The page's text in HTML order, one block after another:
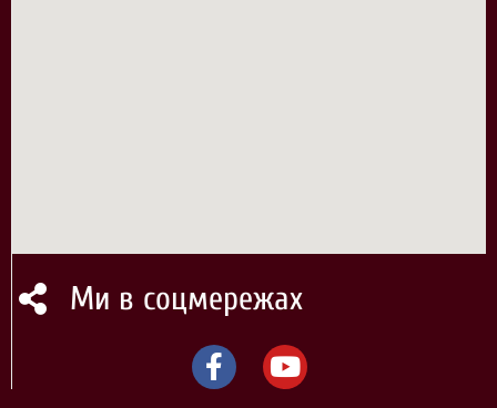
Ми в соцмережах